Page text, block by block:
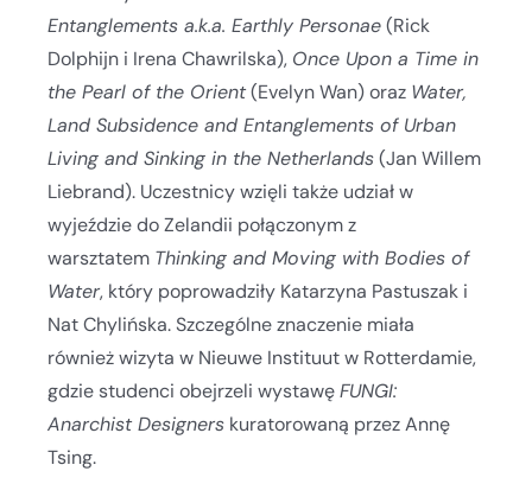
Entanglements a.k.a. Earthly Personae(Rick
Dolphijn i Irena Chawrilska), Once Upon a Time in
the Pearl of the Orient(Evelyn Wan) oraz Water,
Land Subsidence and Entanglements of Urban
Living and Sinking in the Netherlands(Jan Willem
Liebrand). Uczestnicy wzięli także udział w
wyjeździe do Zelandii połączonym z
warsztatem Thinking and Moving with Bodies of
Water, który poprowadziły Katarzyna Pastuszak i
Nat Chylińska. Szczególne znaczenie miała
również wizyta w Nieuwe Instituut w Rotterdamie,
gdzie studenci obejrzeli wystawęFUNGI:
Anarchist Designerskuratorowaną przez Annę
Tsing.